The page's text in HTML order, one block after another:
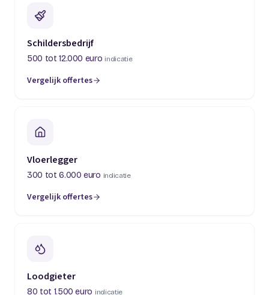
Schildersbedrijf
500 tot 12.000 euro indicatie
Vergelijk offertes
(opent in een nieuw tabblad)
Vloerlegger
300 tot 6.000 euro indicatie
Vergelijk offertes
(opent in een nieuw tabblad)
Loodgieter
80 tot 1.500 euro indicatie